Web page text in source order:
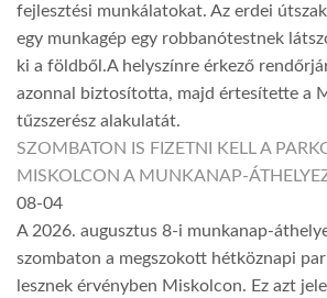
fejlesztési munkálatokat. Az erdei
egy munkagép egy robbanótestnek
ki a földből.A helyszínre érkező
azonnal biztosította, majd értesítette a
tűzszerész alakulatát.
SZOMBATON IS FIZETNI KELL A
MISKOLCON A MUNKANAP-
08-04
A 2026. augusztus 8-i munkanap-
szombaton a megszokott hétköznapi
lesznek érvényben Miskolcon. Ez azt